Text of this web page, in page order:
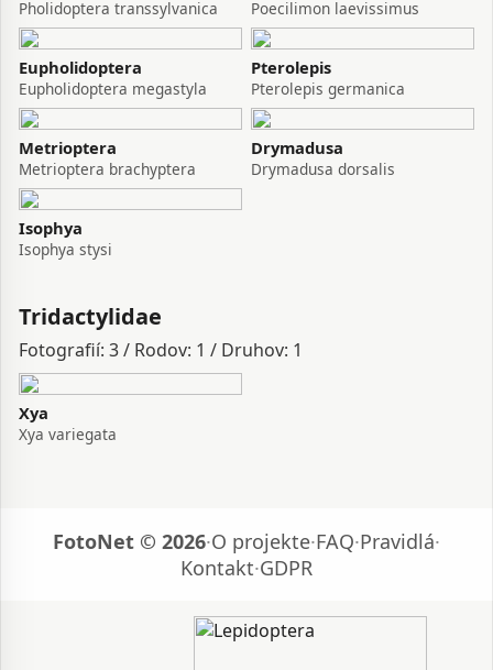
Pholidoptera transsylvanica Poecilimon laevissimus
Eupholidoptera
Eupholidoptera megastyla
Pterolepis
Pterolepis germanica
Metrioptera
Metrioptera brachyptera
Drymadusa
Drymadusa dorsalis
Isophya
Isophya stysi
Tridactylidae
Fotografií: 3 / Rodov: 1 / Druhov: 1
Xya
Xya variegata
FotoNet © 2026·O projekte·FAQ·Pravidlá·
Kontakt·GDPR